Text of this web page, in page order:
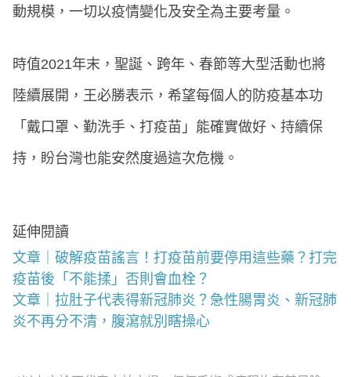
動規模，一切以疫情變化及安全為主要考量。
時值2021年末，聖誕、跨年、春節等大型活動也將
陸續展開，王必勝表示，希望每個人的防疫基本功
「戴口罩、勤洗手、打疫苗」能確實做好、持續保
持，盼台灣也能安然度過這次危機。
延伸閱讀
文章｜破解疫苗謠言！打疫苗前要停用這些藥？打完
疫苗後「不能揉」否則會血栓？
文章｜拉肚子代表得新冠肺炎？急性腸胃炎、新冠肺
炎不再分不清，腹瀉就別瞎操心